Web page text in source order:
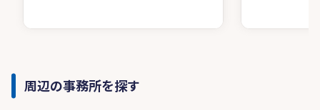
周辺の事務所を探す